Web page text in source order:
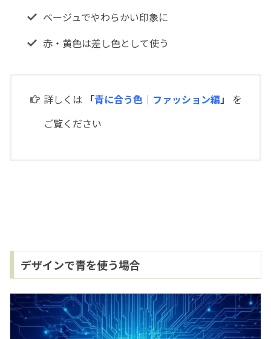
ベージュでやわらかい印象に
赤・黄色は差し色として使う
詳しくは 「青に合う色｜ファッション編」
を
ご覧ください
デザインで青を使う場合